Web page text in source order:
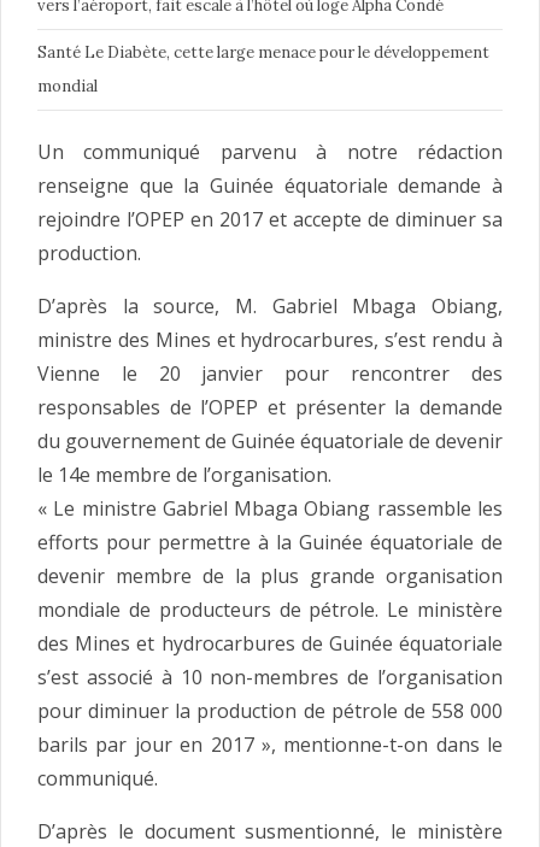
vers l’aéroport, fait escale à l’hôtel où loge Alpha Condé
Santé Le Diabète, cette large menace pour le développement
mondial
Un communiqué parvenu à notre rédaction
renseigne que la Guinée équatoriale demande à
rejoindre l’OPEP en 2017 et accepte de diminuer sa
production.
D’après la source, M. Gabriel Mbaga Obiang,
ministre des Mines et hydrocarbures, s’est rendu à
Vienne le 20 janvier pour rencontrer des
responsables de l’OPEP et présenter la demande
du gouvernement de Guinée équatoriale de devenir
le 14e membre de l’organisation.
« Le ministre Gabriel Mbaga Obiang rassemble les
efforts pour permettre à la Guinée équatoriale de
devenir membre de la plus grande organisation
mondiale de producteurs de pétrole. Le ministère
des Mines et hydrocarbures de Guinée équatoriale
s’est associé à 10 non-membres de l’organisation
pour diminuer la production de pétrole de 558 000
barils par jour en 2017 », mentionne-t-on dans le
communiqué.
D’après le document susmentionné, le ministère